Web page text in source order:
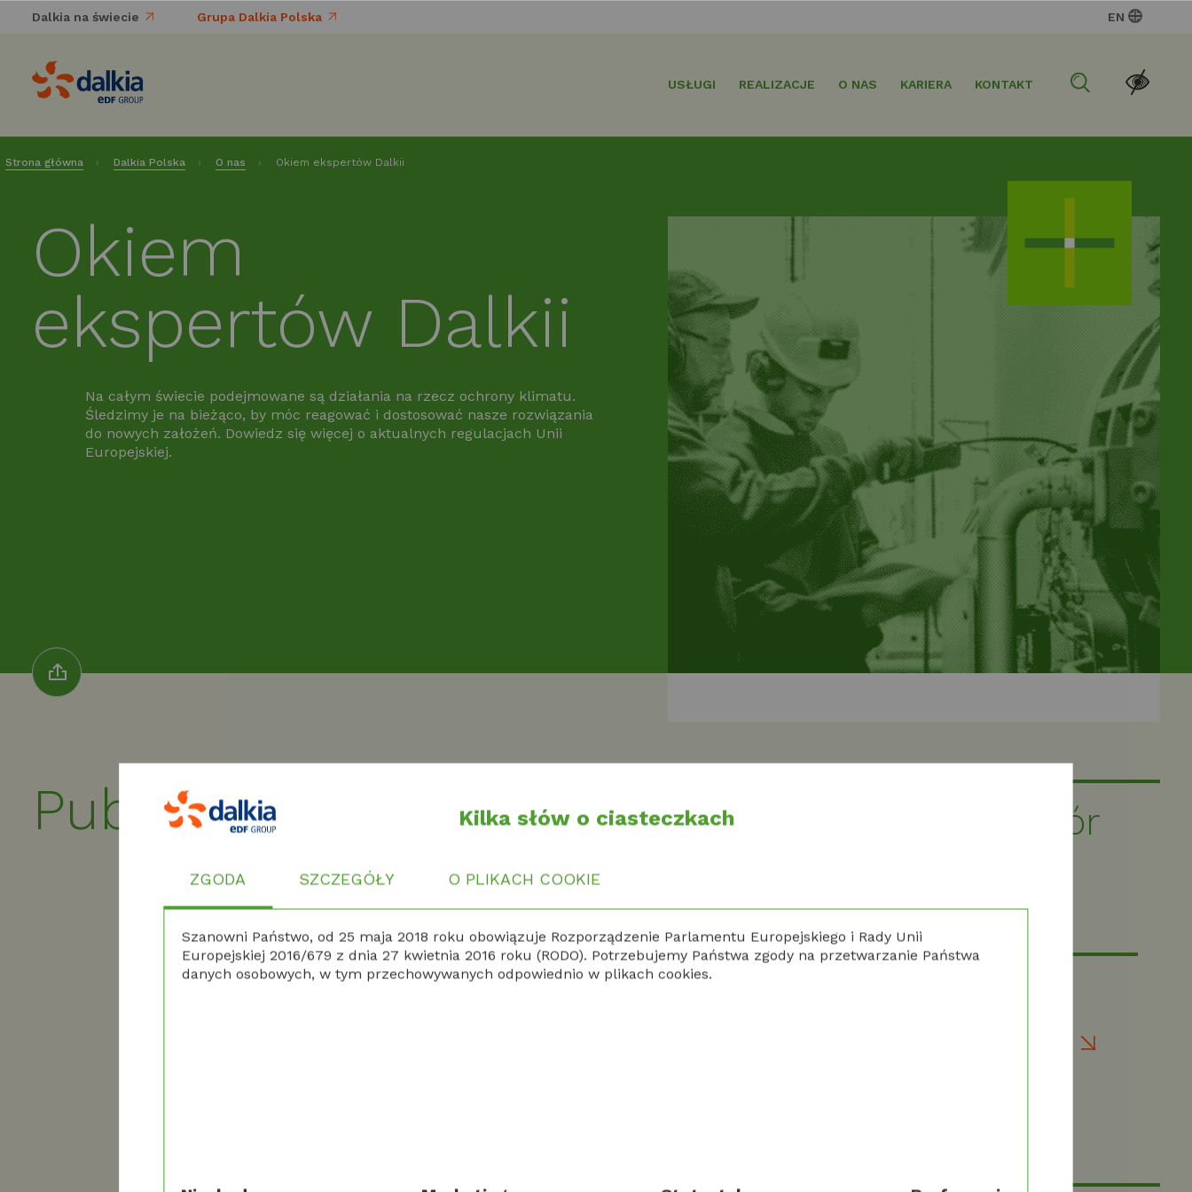
Kilka słów o ciasteczkach
ZGODA SZCZEGÓŁY O PLIKACH COOKIE
Szanowni Państwo, od 25 maja 2018 roku obowiązuje Rozporządzenie Parlamentu Europejskiego i Rady Unii
Europejskiej 2016/679 z dnia 27 kwietnia 2016 roku (RODO). Potrzebujemy Państwa zgody na przetwarzanie Państwa
danych osobowych, w tym przechowywanych odpowiednio w plikach cookies.
Dalkia na świecie Grupa Dalkia Polska EN
USŁUGI REALIZACJE O NAS KARIERA KONTAKT
Strona główna Dalkia Polska O nas Okiem ekspertów Dalkii
Okiem
ekspertów Dalkii
Na całym świecie podejmowane są działania na rzecz ochrony klimatu.
Śledzimy je na bieżąco, by móc reagować i dostosować nasze rozwiązania
do nowych założeń. Dowiedz się więcej o aktualnych regulacjach Unii
Europejskiej.
Publikacje
KPEiK 2030 – szansa rozwojowa czy zbiór
ambitnych założeń?
Co dyrektywa CSRD oznacza